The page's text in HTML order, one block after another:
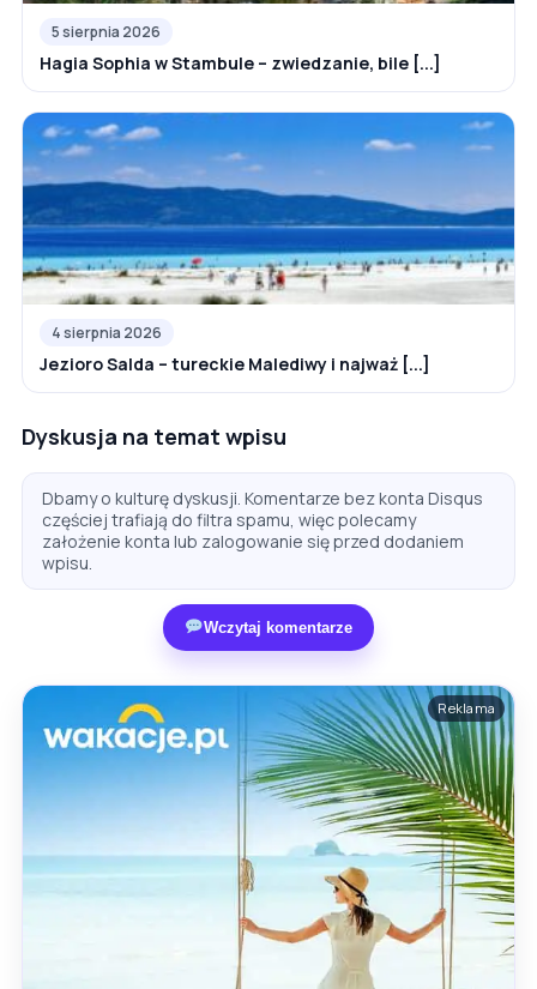
5 sierpnia 2026
Hagia Sophia w Stambule – zwiedzanie, bile [...]
4 sierpnia 2026
Jezioro Salda – tureckie Malediwy i najważ [...]
Dyskusja na temat wpisu
Dbamy o kulturę dyskusji. Komentarze bez konta Disqus
częściej trafiają do filtra spamu, więc polecamy
założenie konta lub zalogowanie się przed dodaniem
wpisu.
Wczytaj komentarze
Reklama